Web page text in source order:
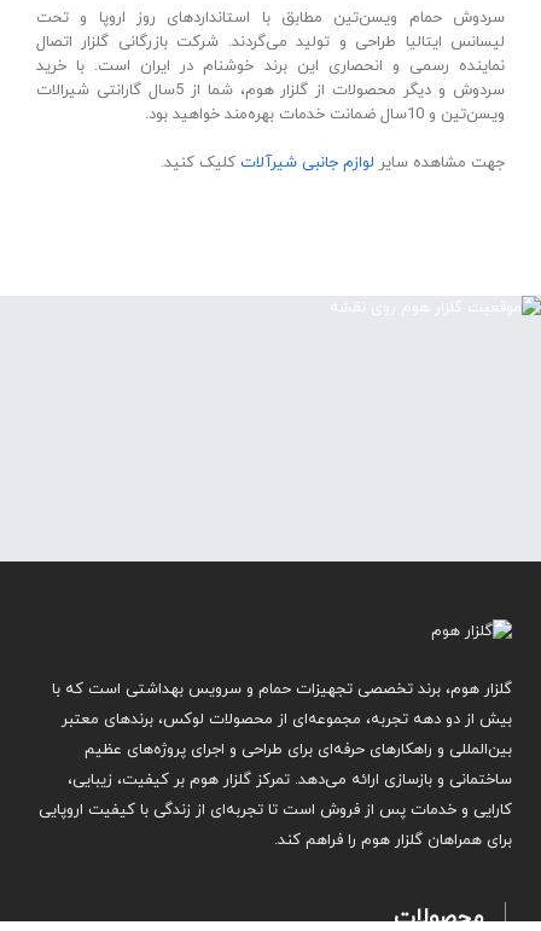
سردوش حمام ویسن‌تین مطابق با استانداردهای روز اروپا و تحت
لیسانس ایتالیا طراحی و تولید می‌گردند. شرکت بازرگانی گلزار اتصال
نماینده رسمی و انحصاری این برند خوشنام در ایران است. با خرید
سردوش و دیگر محصولات از گلزار هوم، شما از 5سال گارانتی شیرالات
ویسن‌تین و 10سال ضمانت خدمات بهره‌مند خواهید بود.
جهت مشاهده سایر لوازم جانبی شیرآلات کلیک کنید.
گلزار هوم، برند تخصصی تجهیزات حمام و سرویس بهداشتی است که با
بیش از دو دهه تجربه، مجموعه‌ای از محصولات لوکس، برندهای معتبر
بین‌المللی و راهکارهای حرفه‌ای برای طراحی و اجرای پروژه‌های عظیم
ساختمانی و بازسازی ارائه می‌دهد. تمرکز گلزار هوم بر کیفیت، زیبایی،
کارایی و خدمات پس از فروش است تا تجربه‌ای از زندگی با کیفیت اروپایی
برای همراهان گلزار هوم را فراهم کند.
محصولات